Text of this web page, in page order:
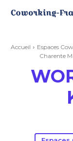
Accueil Espaces
Charente